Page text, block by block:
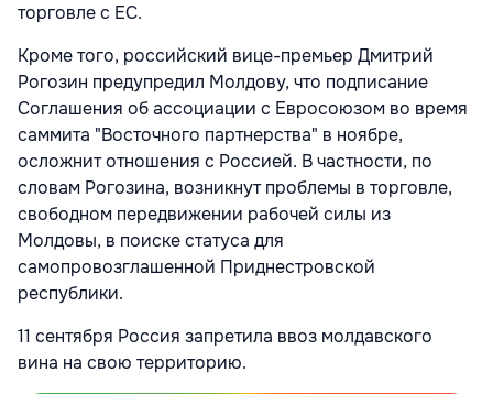
торговле с ЕС.
Кроме того, российский вице-премьер Дмитрий
Рогозин предупредил Молдову, что подписание
Соглашения об ассоциации с Евросоюзом во время
саммита "Восточного партнерства" в ноябре,
осложнит отношения с Россией. В частности, по
словам Рогозина, возникнут проблемы в торговле,
свободном передвижении рабочей силы из
Молдовы, в поиске статуса для
самопровозглашенной Приднестровской
республики.
11 сентября Россия запретила ввоз молдавского
вина на свою территорию.